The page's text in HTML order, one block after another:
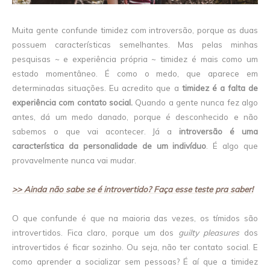
Muita gente confunde timidez com introversão, porque as duas
possuem características semelhantes. Mas pelas minhas
pesquisas ~ e experiência própria ~ timidez é mais como um
estado momentâneo. É como o medo, que aparece em
determinadas situações. Eu acredito que a timidez é a falta de
experiência com contato social. Quando a gente nunca fez algo
antes, dá um medo danado, porque é desconhecido e não
sabemos o que vai acontecer. Já a introversão é uma
característica da personalidade de um indivíduo . É algo que
provavelmente nunca vai mudar.
>> Ainda não sabe se é introvertido? Faça esse teste pra saber!
O que confunde é que na maioria das vezes, os tímidos são
introvertidos. Fica claro, porque um dos guilty pleasures dos
introvertidos é ficar sozinho. Ou seja, não ter contato social. E
como aprender a socializar sem pessoas? É aí que a timidez